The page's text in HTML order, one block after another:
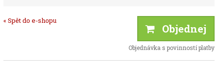
« Spět do e-shopu
Objednej
Objednávka s povinností platby